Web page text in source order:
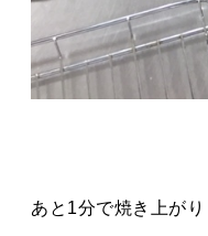
あと1分で焼き上がり